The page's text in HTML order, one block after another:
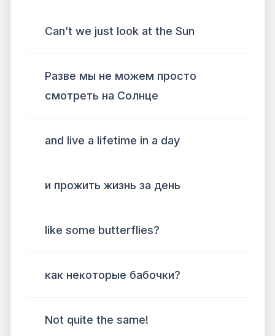
Can’t we just look at the Sun
Разве мы не можем просто
смотреть на Солнце
and live a lifetime in a day
и прожить жизнь за день
like some butterflies?
как некоторые бабочки?
Not quite the same!